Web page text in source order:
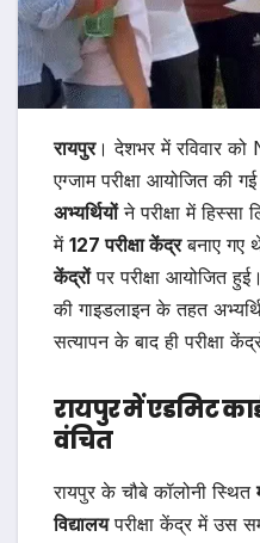
रायपुर। देशभर में रविवार
एग्जाम परीक्षा आयोजित की
अभ्यर्थियोंने परीक्षा में हिस्सा
में 127 परीक्षा केंद्रबनाए गए
केंद्रोंपर परीक्षा आयोजित
की गाइडलाइन के तहत
सत्यापन के बाद ही परीक्षा
रायपुर में एडमिट
वंचित
रायपुर के चौबे कॉलोनी स्थित
विद्यालयपरीक्षा केंद्र में उस